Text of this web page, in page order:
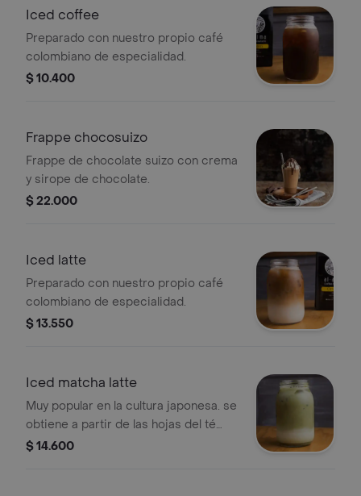
Iced coffee
Preparado con nuestro propio café
colombiano de especialidad.
$ 10.400
Frappe chocosuizo
Frappe de chocolate suizo con crema
y sirope de chocolate.
$ 22.000
Iced latte
Preparado con nuestro propio café
colombiano de especialidad.
$ 13.550
Iced matcha latte
Muy popular en la cultura japonesa. se
obtiene a partir de las hojas del té
verde proporciona más energía que la
$ 14.600